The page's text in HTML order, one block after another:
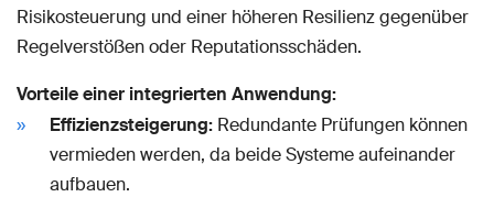
Risikosteuerung und einer höheren Resilienz gegenüber
Regelverstößen oder Reputationsschäden.
Vorteile einer integrierten Anwendung:
Effizienzsteigerung: Redundante Prüfungen können
vermieden werden, da beide Systeme aufeinander
aufbauen.